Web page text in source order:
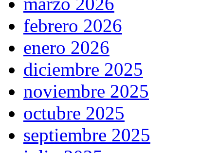
febrero 2026
enero 2026
diciembre 2025
noviembre 2025
octubre 2025
septiembre 2025